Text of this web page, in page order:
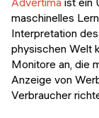
maschinelles
Interpretation
physischen Welt
Monitore an, die
Anzeige von
Verbraucher